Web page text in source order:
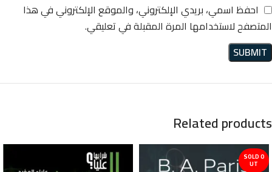
احفظ اسمي، بريدي الإلكتروني، والموقع الإلكتروني في هذا
المتصفح لاستخدامها المرة المقبلة في تعليقي.
Related products
SOLD O
UT